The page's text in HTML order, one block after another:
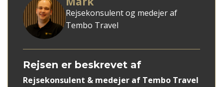
Rejsen er beskrevet af
Rejsekonsulent & medejer af Tembo Travel
Rejsekonsulent og medejer af
Tembo Travel